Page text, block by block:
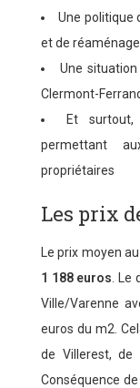
Une politique
et de
Une
Clermont-
Et
permettant
propriétaires
Les prix
Le prix moyen
1 188 euros .
Ville/Varenne
euros du m2.
de Villerest, de
Conséquence